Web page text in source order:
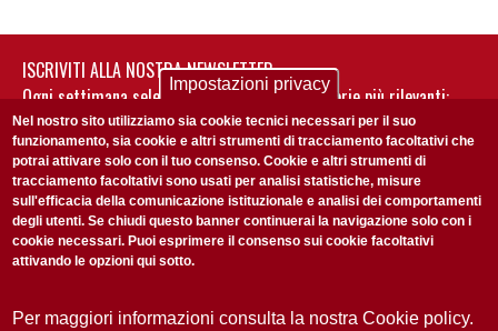
ISCRIVITI ALLA NOSTRA NEWSLETTER
Ogni settimana selezioniamo per te nostre storie più rilevanti:
non perderti gli aggiornamenti della nostra newsletter
Accetto laPrivacy Policy
Impostazioni privacy
Nel nostro sito utilizziamo sia cookie tecnici necessari per il suo
funzionamento, sia cookie e altri strumenti di tracciamento facoltativi che
potrai attivare solo con il tuo consenso. Cookie e altri strumenti di
tracciamento facoltativi sono usati per analisi statistiche, misure
sull'efficacia della comunicazione istituzionale e analisi dei comportamenti
degli utenti. Se chiudi questo banner continuerai la navigazione solo con i
cookie necessari. Puoi esprimere il consenso sui cookie facoltativi
attivando le opzioni qui sotto.
Per maggiori informazioni consulta la nostra Cookie policy.